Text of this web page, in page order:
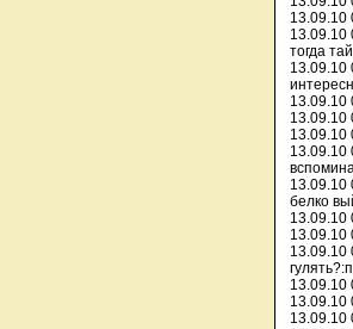
13.09.10
13.09.10
тогда
13.09.10
13.09.10
13.09.10
13.09.10
13.09.10
13.09.10
белко
13.09.10
13.09.10
13.09.10
13.09.10
13.09.10
13.09.10